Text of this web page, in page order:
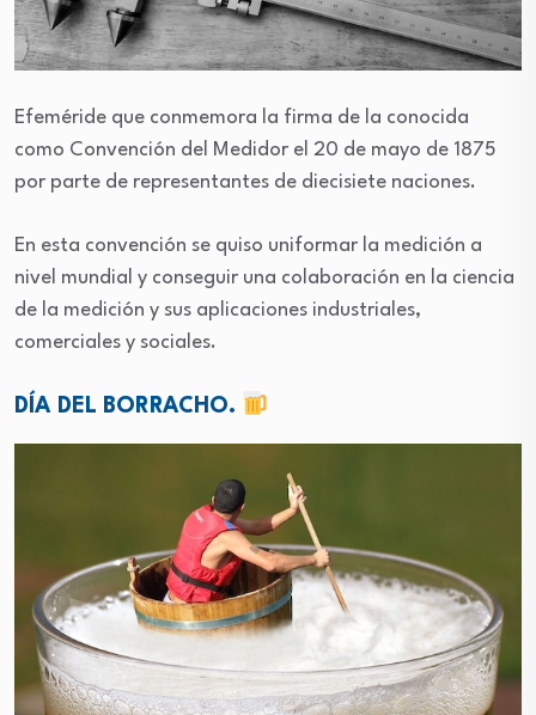
Efeméride que conmemora la firma de la conocida
como Convención del Medidor el 20 de mayo de 1875
por parte de representantes de diecisiete naciones.
En esta convención se quiso uniformar la medición a
nivel mundial y conseguir una colaboración en la ciencia
de la medición y sus aplicaciones industriales,
comerciales y sociales.
DÍA DEL BORRACHO.